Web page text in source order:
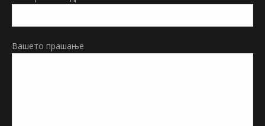
Вашето прашање